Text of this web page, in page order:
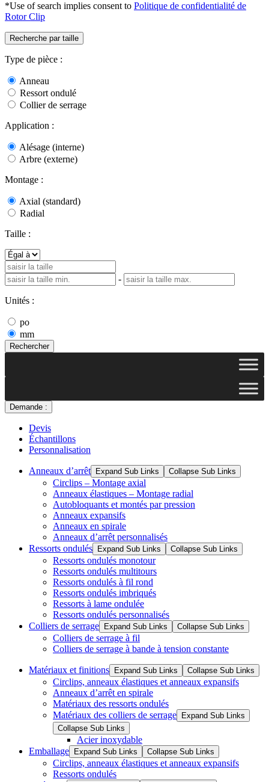
*Use of search implies consent to Politique de confidentialité de
Rotor Clip
Recherche par taille
Type de pièce :
Anneau
Ressort ondulé
Collier de serrage
Application :
Alésage (interne)
Arbre (externe)
Montage :
Axial (standard)
Radial
Taille :
-
Unités :
po
mm
Rechercher
Demande :
Devis
Échantillons
Personnalisation
Anneaux d’arrêt Expand Sub Links Collapse Sub Links
Circlips – Montage axial
Anneaux élastiques – Montage radial
Autobloquants et montés par pression
Anneaux expansifs
Anneaux en spirale
Anneaux d’arrêt personnalisés
Ressorts ondulés
Expand Sub Links Collapse Sub Links
Ressorts ondulés monotour
Ressorts ondulés multitours
Ressorts ondulés à fil rond
Ressorts ondulés imbriqués
Ressorts à lame ondulée
Ressorts ondulés personnalisés
Colliers de serrage
Expand Sub Links Collapse Sub Links
Colliers de serrage à fil
Colliers de serrage à bande à tension constante
Matériaux et finitions Expand Sub Links Collapse Sub Links
Circlips, anneaux élastiques et anneaux expansifs
Anneaux d’arrêt en spirale
Matériaux des ressorts ondulés
Matériaux des colliers de serrage
Expand Sub Links
Collapse Sub Links
Acier inoxydable
Emballage
Expand Sub Links Collapse Sub Links
Circlips, anneaux élastiques et anneaux expansifs
Ressorts ondulés